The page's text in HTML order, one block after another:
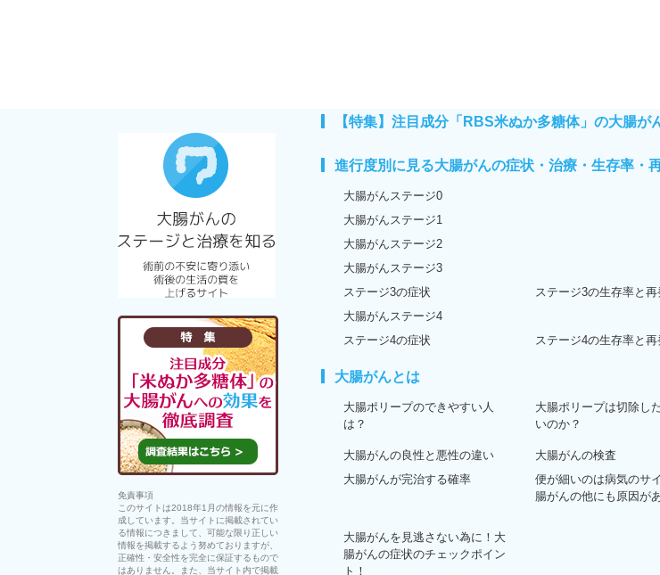
免責事項
このサイトは2018年1月の情報を元に作
成しています。当サイトに掲載されてい
る情報につきまして、可能な限り正しい
情報を掲載するよう努めておりますが、
正確性・安全性を完全に保証するもので
はありません。また、当サイト内で掲載
【特集】注目成分「RBS米ぬか多糖体」の大腸が
進行度別に見る大腸がんの症状・治療・生存率・
大腸がんステージ0
大腸がんステージ1
大腸がんステージ2
大腸がんステージ3
ステージ3の症状
ステージ3の生存率と再
大腸がんステージ4
ステージ4の症状
ステージ4の生存率と再
大腸がんとは
大腸ポリープのできやすい人
は？
大腸ポリープは切除し
いのか？
大腸がんの良性と悪性の違い
大腸がんの検査
大腸がんが完治する確率
便が細いのは病気のサ
腸がんの他にも原因が
大腸がんを見逃さない為に！大
腸がんの症状のチェックポイン
ト！